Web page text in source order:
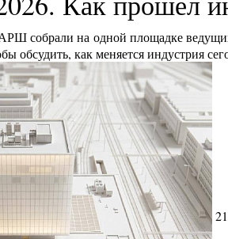
собрали на одной площадке
обсудить, как меняется индустрия